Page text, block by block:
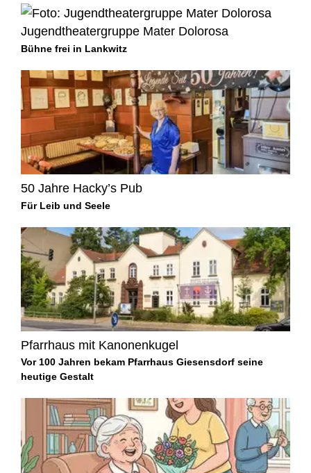
Jugendtheatergruppe Mater Dolorosa
Bühne frei in Lankwitz
50 Jahre Hacky’s Pub
Für Leib und Seele
Pfarrhaus mit Kanonenkugel
Vor 100 Jahren bekam Pfarrhaus Giesensdorf seine
heutige Gestalt